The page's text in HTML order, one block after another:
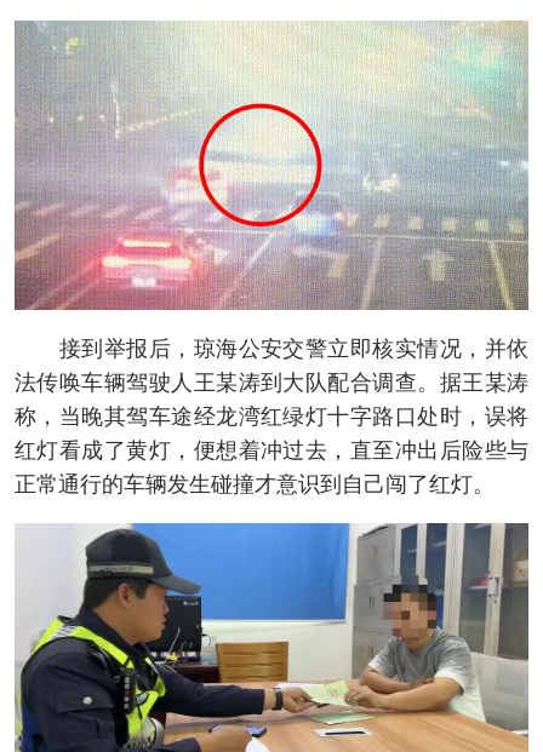
接到举报后，琼海公安交警立即核实情况，并依
法传唤车辆驾驶人王某涛到大队配合调查。据王某涛
称，当晚其驾车途经龙湾红绿灯十字路口处时，误将
红灯看成了黄灯，便想着冲过去，直至冲出后险些与
正常通行的车辆发生碰撞才意识到自己闯了红灯。